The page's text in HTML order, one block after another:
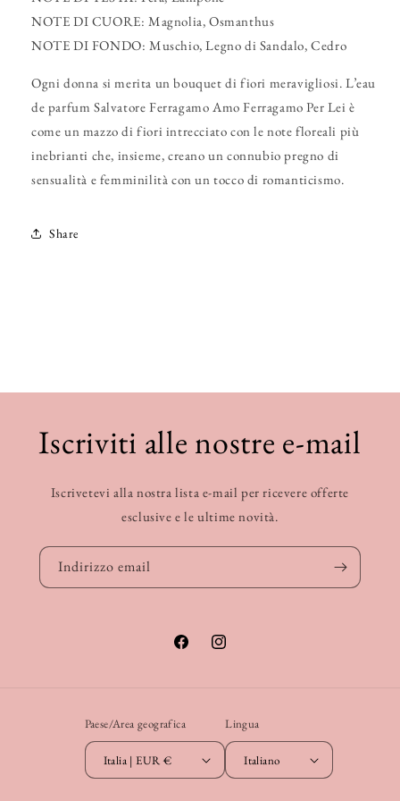
NOTE DI CUORE: Magnolia, Osmanthus
NOTE DI FONDO: Muschio, Legno di Sandalo, Cedro
Ogni donna si merita un bouquet di fiori meravigliosi. L’eau
de parfum Salvatore Ferragamo Amo Ferragamo Per Lei è
come un mazzo di fiori intrecciato con le note floreali più
inebrianti che, insieme, creano un connubio pregno di
sensualità e femminilità con un tocco di romanticismo.
Share
Iscriviti alle nostre e-mail
Iscrivetevi alla nostra lista e-mail per ricevere offerte
esclusive e le ultime novità.
Indirizzo email
FacebookInstagram
Paese/Area geografica
Italia | EUR €
Lingua
Italiano